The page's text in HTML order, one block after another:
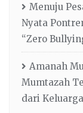
Menuju
Nyata
“Zero
Amanah
Mumtazah
dari